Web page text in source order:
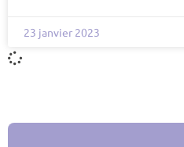
23 janvier 2023